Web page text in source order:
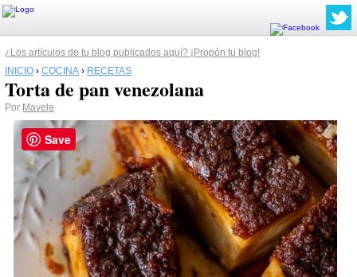
¿Los artículos de tu blog publicados aquí? ¡Propón tu blog!
INICIO › COCINA › RECETAS
Torta de pan venezolana
Por Mavele
Save